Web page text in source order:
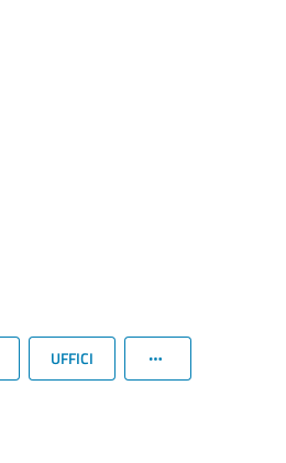
UFFICI